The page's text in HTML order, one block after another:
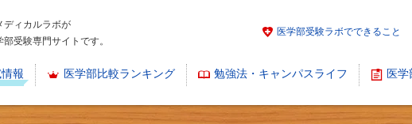
ディカルラボが
受験専門サイトです。
医学部受験ラボでできること
報 医学部比較ランキング 勉強法・キャンパスライフ 医学